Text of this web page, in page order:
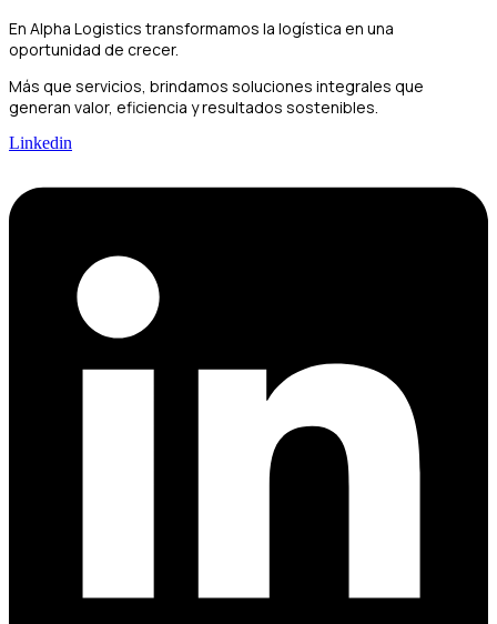
En Alpha Logistics transformamos la logística en una
oportunidad de crecer.
Más que servicios, brindamos soluciones integrales que
generan valor, eficiencia y resultados sostenibles.
Linkedin